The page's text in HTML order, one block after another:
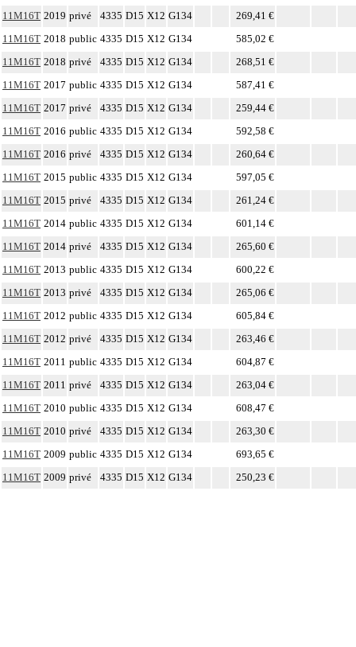
11M16T 2019 privé 4335 D15 X12 G134
269,41 €
11M16T 2018 public 4335 D15 X12 G134
585,02 €
11M16T 2018 privé 4335 D15 X12 G134
268,51 €
11M16T 2017 public 4335 D15 X12 G134
587,41 €
11M16T 2017 privé 4335 D15 X12 G134
259,44 €
11M16T 2016 public 4335 D15 X12 G134
592,58 €
11M16T 2016 privé 4335 D15 X12 G134
260,64 €
11M16T 2015 public 4335 D15 X12 G134
597,05 €
11M16T 2015 privé 4335 D15 X12 G134
261,24 €
11M16T 2014 public 4335 D15 X12 G134
601,14 €
11M16T 2014 privé 4335 D15 X12 G134
265,60 €
11M16T 2013 public 4335 D15 X12 G134
600,22 €
11M16T 2013 privé 4335 D15 X12 G134
265,06 €
11M16T 2012 public 4335 D15 X12 G134
605,84 €
11M16T 2012 privé 4335 D15 X12 G134
263,46 €
11M16T 2011 public 4335 D15 X12 G134
604,87 €
11M16T 2011 privé 4335 D15 X12 G134
263,04 €
11M16T 2010 public 4335 D15 X12 G134
608,47 €
11M16T 2010 privé 4335 D15 X12 G134
263,30 €
11M16T 2009 public 4335 D15 X12 G134
693,65 €
11M16T 2009 privé 4335 D15 X12 G134 250,23 €